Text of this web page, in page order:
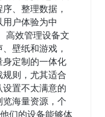
、整理数据，
户体验为中
高效管理设备文
壁纸和游戏，
定制的一体化
则，尤其适合
置不太满意的
海量资源，个